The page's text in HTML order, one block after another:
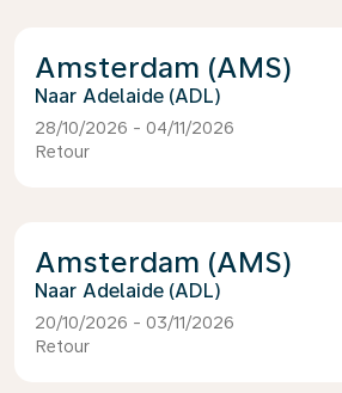
Amsterdam (AMS)
Adelaide (ADL)
28/10/2026 - 04/11/2026
Retour
Amsterdam (AMS)
Adelaide (ADL)
20/10/2026 - 03/11/2026
Retour